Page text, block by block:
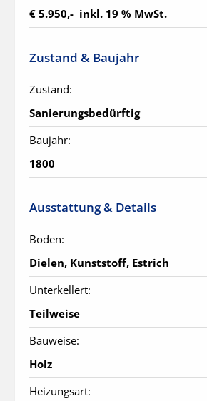
€ 5.950,-  inkl. 19 % MwSt.
Zustand & Baujahr
Zustand:
Sanierungsbedürftig
Baujahr:
1800
Ausstattung & Details
Boden:
Dielen, Kunststoff, Estrich
Unterkellert:
Teilweise
Bauweise:
Holz
Heizungsart: